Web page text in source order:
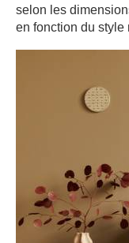
selon les
en fonction du style